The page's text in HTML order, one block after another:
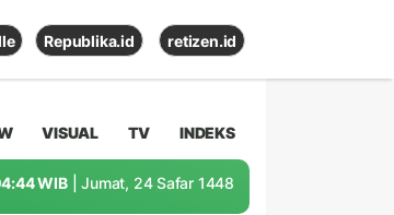
Republika.id retizen.id
VISUAL TV INDEKS
WIB | Jumat, 24 Safar 1448